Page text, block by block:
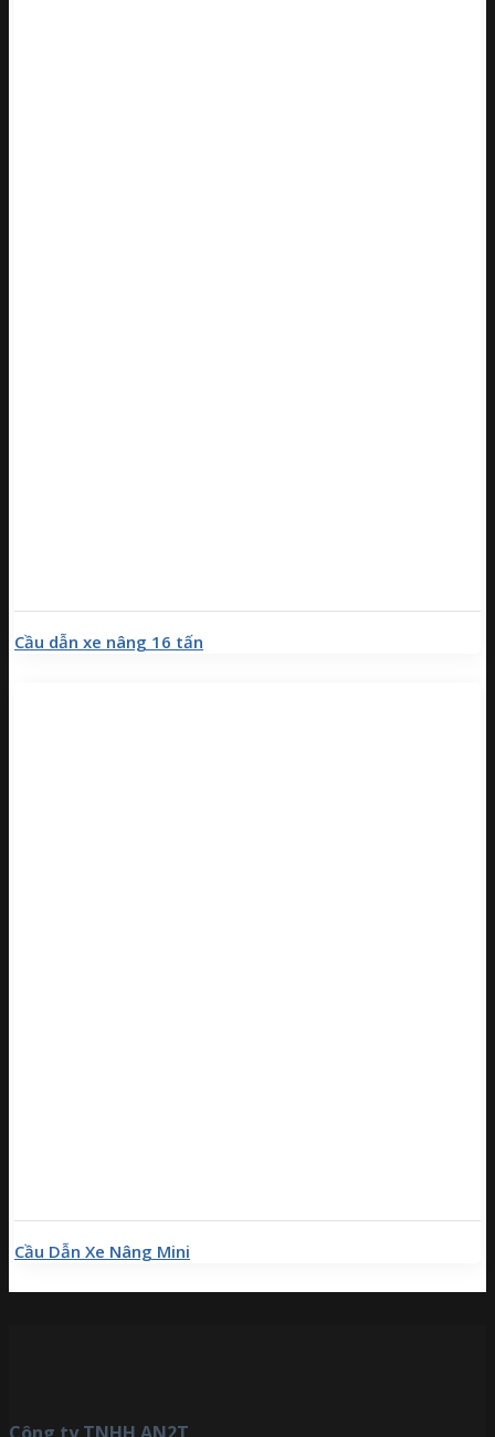
Cầu dẫn xe nâng 16 tấn
Cầu Dẫn Xe Nâng Mini